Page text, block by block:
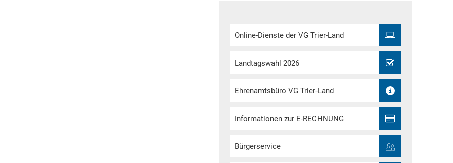
Online-Dienste der VG Trier-Land
Landtagswahl 2026
Ehrenamtsbüro VG Trier-Land
Informationen zur E-RECHNUNG
Bürgerservice